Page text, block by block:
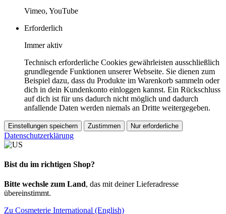
Vimeo, YouTube
Erforderlich
Immer aktiv
Technisch erforderliche Cookies gewährleisten ausschließlich
grundlegende Funktionen unserer Webseite. Sie dienen zum
Beispiel dazu, dass du Produkte im Warenkorb sammeln oder
dich in dein Kundenkonto einloggen kannst. Ein Rückschluss
auf dich ist für uns dadurch nicht möglich und dadurch
anfallende Daten werden niemals an Dritte weitergegeben.
Einstellungen speichern Zustimmen Nur erforderliche
Datenschutzerklärung
Bist du im richtigen Shop?
Bitte wechsle zum Land, das mit deiner Lieferadresse
übereinstimmt.
Zu Cosmeterie International (English)